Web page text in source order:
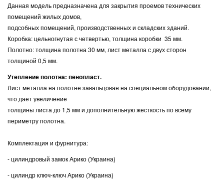
Данная модель предназначена для закрытия проемов технических
помещений жилых домов,
подсобных помещений, производственных и складских зданий.
Коробка: цельногнутая с четвертью, толщина коробки 35 мм.
Полотно: толщина полотна 30 мм, лист металла с двух сторон
толщиной 0,5 мм.
Утепление полотна: пенопласт.
Лист металла на полотне завальцован на специальном оборудовании,
что дает увеличение
толщины листа до 1,5 мм и дополнительную жесткость по всему
периметру полотна.
Комплектация и фурнитура:
- цилиндровый замок Арико (Украина)
- цилиндр ключ-ключ Арико (Украина)